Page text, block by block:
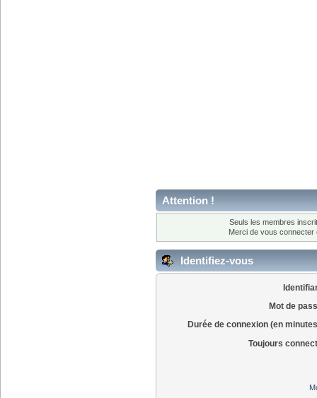
Attention !
Seuls les membres
Merci de vous
Identifiez-vous
Mot de
Durée de connexion (en
Toujours